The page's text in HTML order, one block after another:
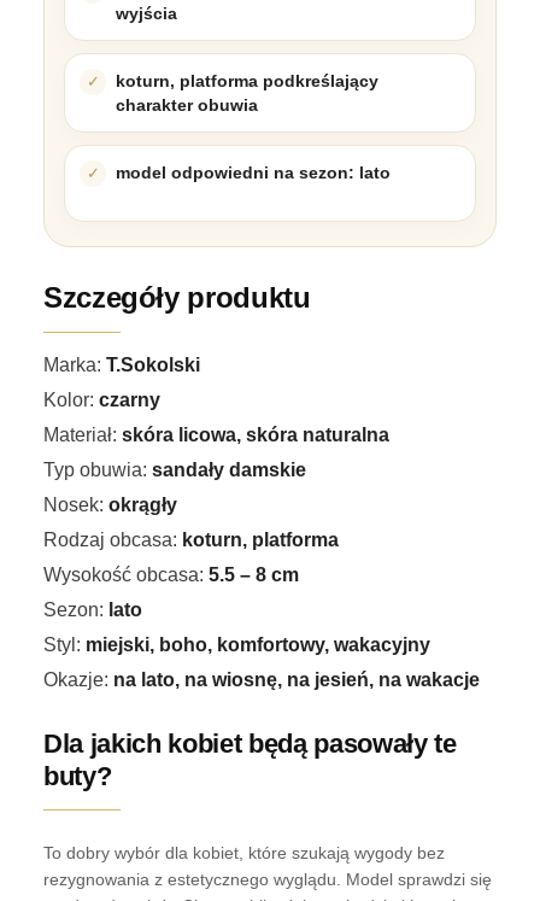
wyjścia
koturn, platforma podkreślający
charakter obuwia
model odpowiedni na sezon: lato
Szczegóły produktu
Marka: T.Sokolski
Kolor: czarny
Materiał: skóra licowa, skóra naturalna
Typ obuwia: sandały damskie
Nosek: okrągły
Rodzaj obcasa: koturn, platforma
Wysokość obcasa: 5.5 – 8 cm
Sezon: lato
Styl: miejski, boho, komfortowy, wakacyjny
Okazje: na lato, na wiosnę, na jesień, na wakacje
Dla jakich kobiet będą pasowały te
buty?
To dobry wybór dla kobiet, które szukają wygody bez
rezygnowania z estetycznego wyglądu. Model sprawdzi się